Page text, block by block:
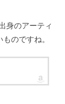
身のアーティ
のですね。